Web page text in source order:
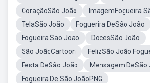
CoraçãoSão João
ImagemFogueira
TelaSão João
Foguerira DeSão João
Fogueira Sao Joao
DocesSão João
São JoãoCartoon
FelizSão João
Festa DeSão João
Mensagem DeSão
Fogueira De São JoãoPNG